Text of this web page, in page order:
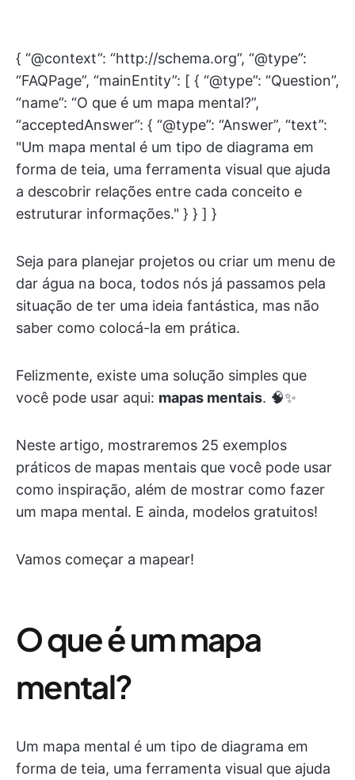
{ “@context”: “http://schema.org”, “@type”:
“FAQPage”, “mainEntity”: [ { “@type”: “Question”,
“name”: “O que é um mapa mental?”,
“acceptedAnswer”: { “@type”: “Answer”, “text”:
"Um mapa mental é um tipo de diagrama em
forma de teia, uma ferramenta visual que ajuda
a descobrir relações entre cada conceito e
estruturar informações." } } ] }
Seja para planejar projetos ou criar um menu de
dar água na boca, todos nós já passamos pela
situação de ter uma ideia fantástica, mas não
saber como colocá-la em prática.
Felizmente, existe uma solução simples que
você pode usar aqui: mapas mentais. 🧠✨
Neste artigo, mostraremos 25 exemplos
práticos de mapas mentais que você pode usar
como inspiração, além de mostrar como fazer
um mapa mental. E ainda, modelos gratuitos!
Vamos começar a mapear!
O que é um mapa
mental?
Um mapa mental é um tipo de diagrama em
forma de teia, uma ferramenta visual que ajuda